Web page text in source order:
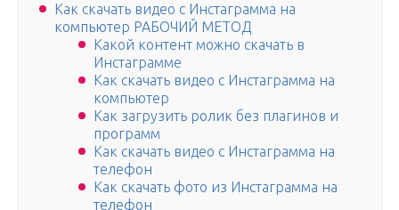
Как скачать видео с Инстаграмма на
компьютер РАБОЧИЙ МЕТОД
Какой контент можно скачать в
Инстаграмме
Как скачать видео с Инстаграмма на
компьютер
Как загрузить ролик без плагинов и
программ
Как скачать видео с Инстаграмма на
телефон
Как скачать фото из Инстаграмма на
телефон